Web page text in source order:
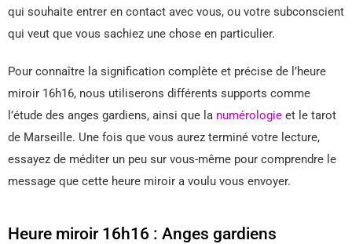
qui souhaite entrer en contact avec vous, ou votre subconscient
qui veut que vous sachiez une chose en particulier.
Pour connaître la signification complète et précise de l’heure
miroir 16h16, nous utiliserons différents supports comme
l’étude des anges gardiens, ainsi que la numérologie et le tarot
de Marseille. Une fois que vous aurez terminé votre lecture,
essayez de méditer un peu sur vous-même pour comprendre le
message que cette heure miroir a voulu vous envoyer.
Heure miroir 16h16 : Anges gardiens